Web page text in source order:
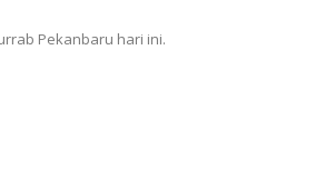
Pekanbaru hari ini.